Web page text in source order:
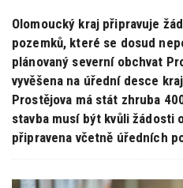
Olomoucký kraj připravuje
pozemků, které se dosud
plánovaný severní obchvat
vyvěšena na úřední desce
Prostějova má stát zhruba
stavba musí být kvůli
připravena včetně úředních